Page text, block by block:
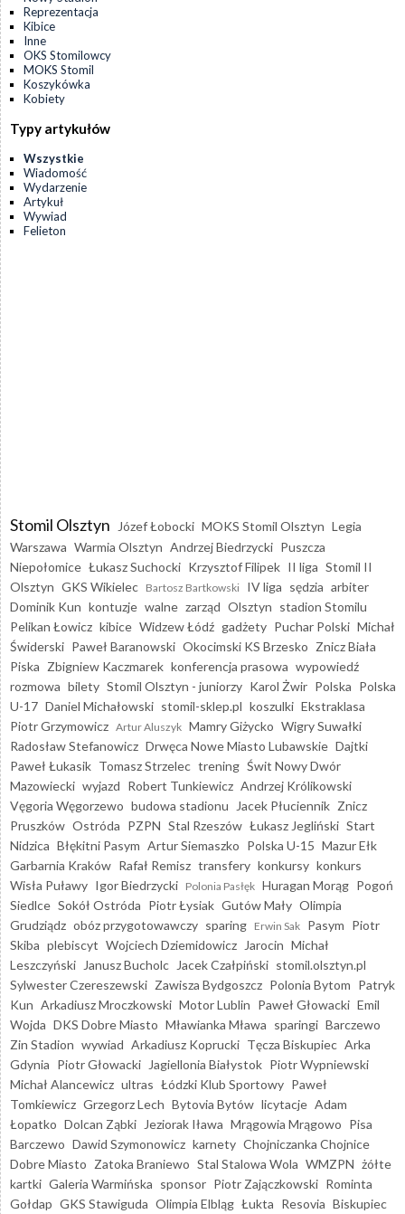
Reprezentacja
Kibice
Inne
OKS Stomilowcy
MOKS Stomil
Koszykówka
Kobiety
Typy artykułów
Wszystkie
Wiadomość
Wydarzenie
Artykuł
Wywiad
Felieton
Stomil Olsztyn Józef Łobocki MOKS Stomil Olsztyn Legia
Warszawa Warmia Olsztyn Andrzej Biedrzycki Puszcza
Niepołomice Łukasz Suchocki Krzysztof Filipek II liga Stomil II
Olsztyn GKS Wikielec Bartosz Bartkowski IV liga sędzia arbiter
Dominik Kun kontuzje walne zarząd Olsztyn stadion Stomilu
Pelikan Łowicz kibice Widzew Łódź gadżety Puchar Polski Michał
Świderski Paweł Baranowski Okocimski KS Brzesko Znicz Biała
Piska Zbigniew Kaczmarek konferencja prasowa wypowiedź
rozmowa bilety Stomil Olsztyn - juniorzy Karol Żwir Polska Polska
U-17 Daniel Michałowski stomil-sklep.pl koszulki Ekstraklasa
Piotr Grzymowicz Artur Aluszyk Mamry Giżycko Wigry Suwałki
Radosław Stefanowicz Drwęca Nowe Miasto Lubawskie Dajtki
Paweł Łukasik Tomasz Strzelec trening Świt Nowy Dwór
Mazowiecki wyjazd Robert Tunkiewicz Andrzej Królikowski
Vęgoria Węgorzewo budowa stadionu Jacek Płuciennik Znicz
Pruszków Ostróda PZPN Stal Rzeszów Łukasz Jegliński Start
Nidzica Błękitni Pasym Artur Siemaszko Polska U-15 Mazur Ełk
Garbarnia Kraków Rafał Remisz transfery konkursy konkurs
Wisła Puławy Igor Biedrzycki Polonia Pasłęk Huragan Morąg Pogoń
Siedlce Sokół Ostróda Piotr Łysiak Gutów Mały Olimpia
Grudziądz obóz przygotowawczy sparing Erwin Sak Pasym Piotr
Skiba plebiscyt Wojciech Dziemidowicz Jarocin Michał
Leszczyński
Janusz Bucholc Jacek Czałpiński stomil.olsztyn.pl
Sylwester Czereszewski Zawisza Bydgoszcz Polonia Bytom Patryk
Kun Arkadiusz Mroczkowski Motor Lublin Paweł Głowacki Emil
Wojda DKS Dobre Miasto Mławianka Mława sparingi Barczewo
Zin Stadion wywiad Arkadiusz Koprucki Tęcza Biskupiec Arka
Gdynia Piotr Głowacki Jagiellonia Białystok Piotr Wypniewski
Michał Alancewicz ultras Łódzki Klub Sportowy Paweł
Tomkiewicz Grzegorz Lech Bytovia Bytów licytacje Adam
Łopatko Dolcan Ząbki Jeziorak Iława Mrągowia Mrągowo Pisa
Barczewo Dawid Szymonowicz karnety Chojniczanka Chojnice
Dobre Miasto Zatoka Braniewo Stal Stalowa Wola WMZPN żółte
kartki Galeria Warmińska sponsor Piotr Zajączkowski Rominta
Gołdap GKS Stawiguda Olimpia Elbląg Łukta Resovia Biskupiec